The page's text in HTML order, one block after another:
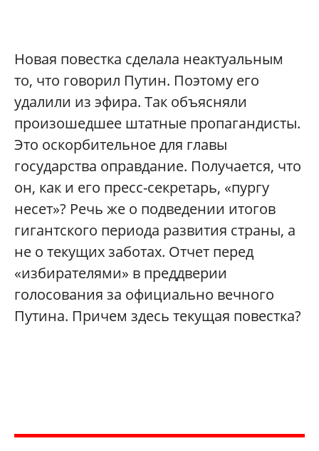
Новая повестка сделала неактуальным
то, что говорил Путин. Поэтому его
удалили из эфира. Так объясняли
произошедшее штатные пропагандисты.
Это оскорбительное для главы
государства оправдание. Получается, что
он, как и его пресс-секретарь, «пургу
несет»? Речь же о подведении итогов
гигантского периода развития страны, а
не о текущих заботах. Отчет перед
«избирателями» в преддверии
голосования за официально вечного
Путина. Причем здесь текущая повестка?